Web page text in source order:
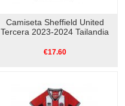
Camiseta Sheffield United
Tercera 2023-2024 Tailandia
€17.60